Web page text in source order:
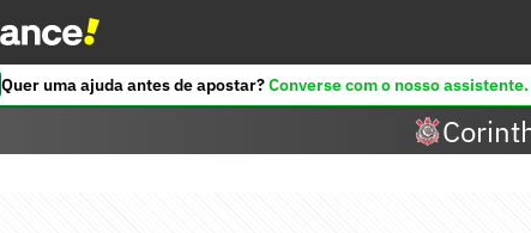
Quer uma ajuda antes de apostar?Converse com o nosso assistente.